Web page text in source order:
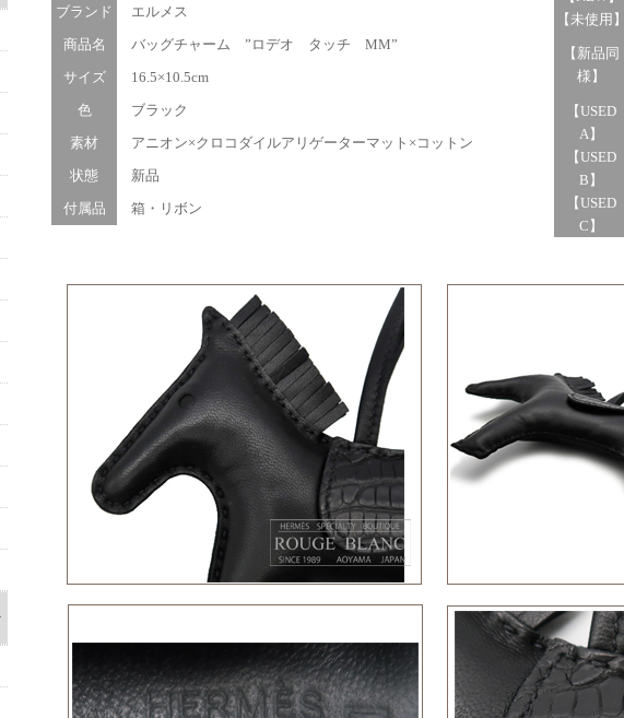
ブランド
エルメス
商品名
バッグチャーム ”ロデオ タッチ MM”
サイズ
16.5×10.5cm
色
ブラック
素材
アニオン×クロコダイルアリゲーターマット×コットン
状態
新品
付属品
箱・リボン
【未使用
【新品同
様】
【USED
A】
【USED
B】
【USED
C】